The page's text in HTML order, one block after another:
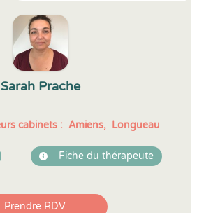
Sarah Prache
cabinets : Amiens, Longueau
Fiche du thérapeute
Prendre RDV